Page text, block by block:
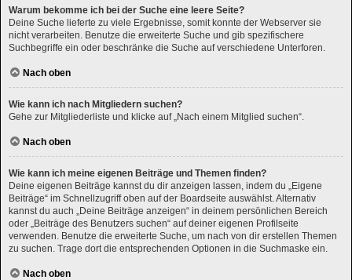
Warum bekomme ich bei der Suche eine leere Seite?
Deine Suche lieferte zu viele Ergebnisse, somit konnte der Webserver sie
nicht verarbeiten. Benutze die erweiterte Suche und gib spezifischere
Suchbegriffe ein oder beschränke die Suche auf verschiedene Unterforen.
Nach oben
Wie kann ich nach Mitgliedern suchen?
Gehe zur Mitgliederliste und klicke auf „Nach einem Mitglied suchen“.
Nach oben
Wie kann ich meine eigenen Beiträge und Themen finden?
Deine eigenen Beiträge kannst du dir anzeigen lassen, indem du „Eigene
Beiträge“ im Schnellzugriff oben auf der Boardseite auswählst. Alternativ
kannst du auch „Deine Beiträge anzeigen“ in deinem persönlichen Bereich
oder „Beiträge des Benutzers suchen“ auf deiner eigenen Profilseite
verwenden. Benutze die erweiterte Suche, um nach von dir erstellen Themen
zu suchen. Trage dort die entsprechenden Optionen in die Suchmaske ein.
Nach oben